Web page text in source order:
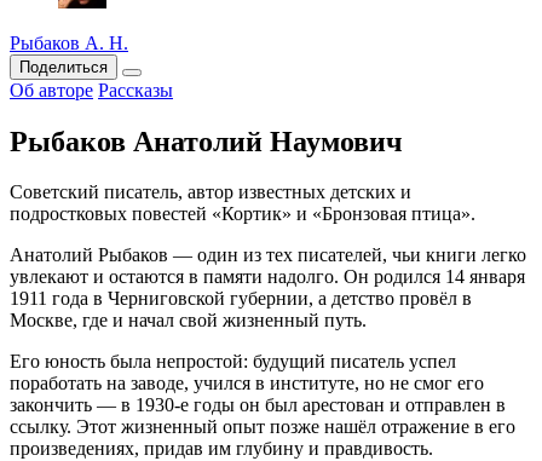
Рыбаков А. Н.
Поделиться
Об авторе Рассказы
Рыбаков Анатолий Наумович
Советский писатель, автор известных детских и
подростковых повестей «Кортик» и «Бронзовая птица».
Анатолий Рыбаков — один из тех писателей, чьи книги легко
увлекают и остаются в памяти надолго. Он родился 14 января
1911 года в Черниговской губернии, а детство провёл в
Москве, где и начал свой жизненный путь.
Его юность была непростой: будущий писатель успел
поработать на заводе, учился в институте, но не смог его
закончить — в 1930-е годы он был арестован и отправлен в
ссылку. Этот жизненный опыт позже нашёл отражение в его
произведениях, придав им глубину и правдивость.